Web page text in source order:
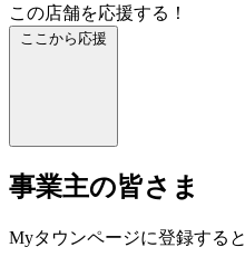
この店舗を応援する！
ここから応援
事業主の皆さま
Myタウンページに登録すると